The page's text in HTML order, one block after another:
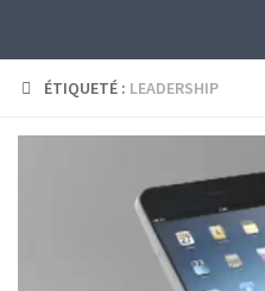
ÉTIQUETÉ : LEADERSHIP